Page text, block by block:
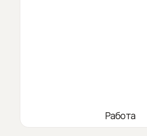
Работа